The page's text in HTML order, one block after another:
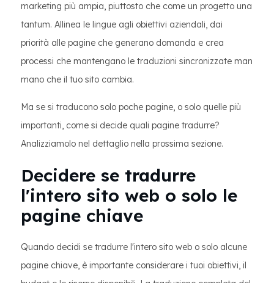
marketing più ampia, piuttosto che come un progetto una
tantum. Allinea le lingue agli obiettivi aziendali, dai
priorità alle pagine che generano domanda e crea
processi che mantengano le traduzioni sincronizzate man
mano che il tuo sito cambia.
Ma se si traducono solo poche pagine, o solo quelle più
importanti, come si decide quali pagine tradurre?
Analizziamolo nel dettaglio nella prossima sezione.
Decidere se tradurre
l'intero sito web o solo le
pagine chiave
Quando decidi se tradurre l'intero sito web o solo alcune
pagine chiave, è importante considerare i tuoi obiettivi, il